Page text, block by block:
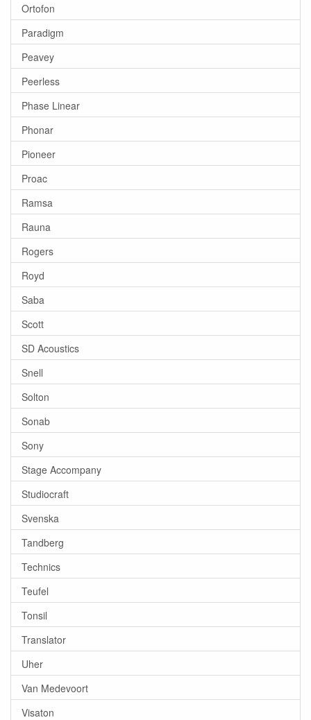
Ortofon
Paradigm
Peavey
Peerless
Phase Linear
Phonar
Pioneer
Proac
Ramsa
Rauna
Rogers
Royd
Saba
Scott
SD Acoustics
Snell
Solton
Sonab
Sony
Stage Accompany
Studiocraft
Svenska
Tandberg
Technics
Teufel
Tonsil
Translator
Uher
Van Medevoort
Visaton